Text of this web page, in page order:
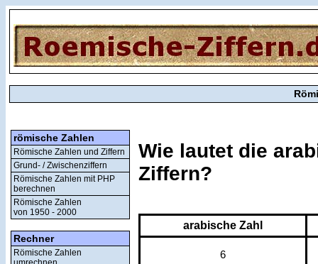
römische Zahlen
Römische Zahlen und Ziffern
Grund- / Zwischenziffern
Römische Zahlen mit PHP
berechnen
Römische Zahlen
von 1950 - 2000
Rechner
Römische Zahlen
Wie lautet die
Ziffern?
arabische Zahl
6